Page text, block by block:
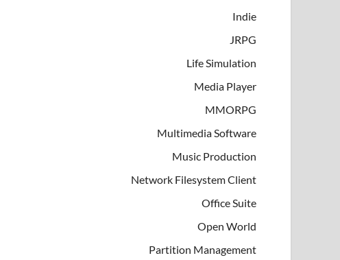
Indie
JRPG
Life Simulation
Media Player
MMORPG
Multimedia Software
Music Production
Network Filesystem Client
Office Suite
Open World
Partition Management